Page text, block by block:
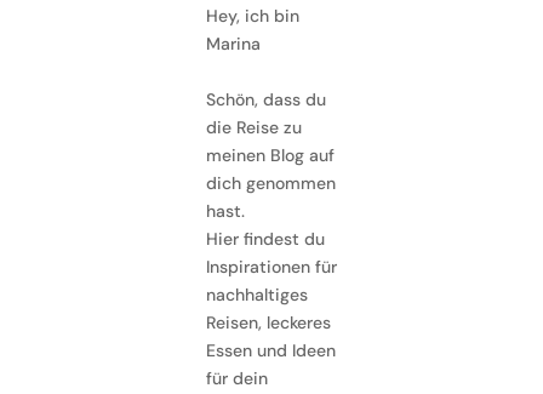
Hey, ich bin
Marina
Schön, dass du
die Reise zu
meinen Blog auf
dich genommen
hast.
Hier findest du
Inspirationen für
nachhaltiges
Reisen, leckeres
Essen und Ideen
für dein